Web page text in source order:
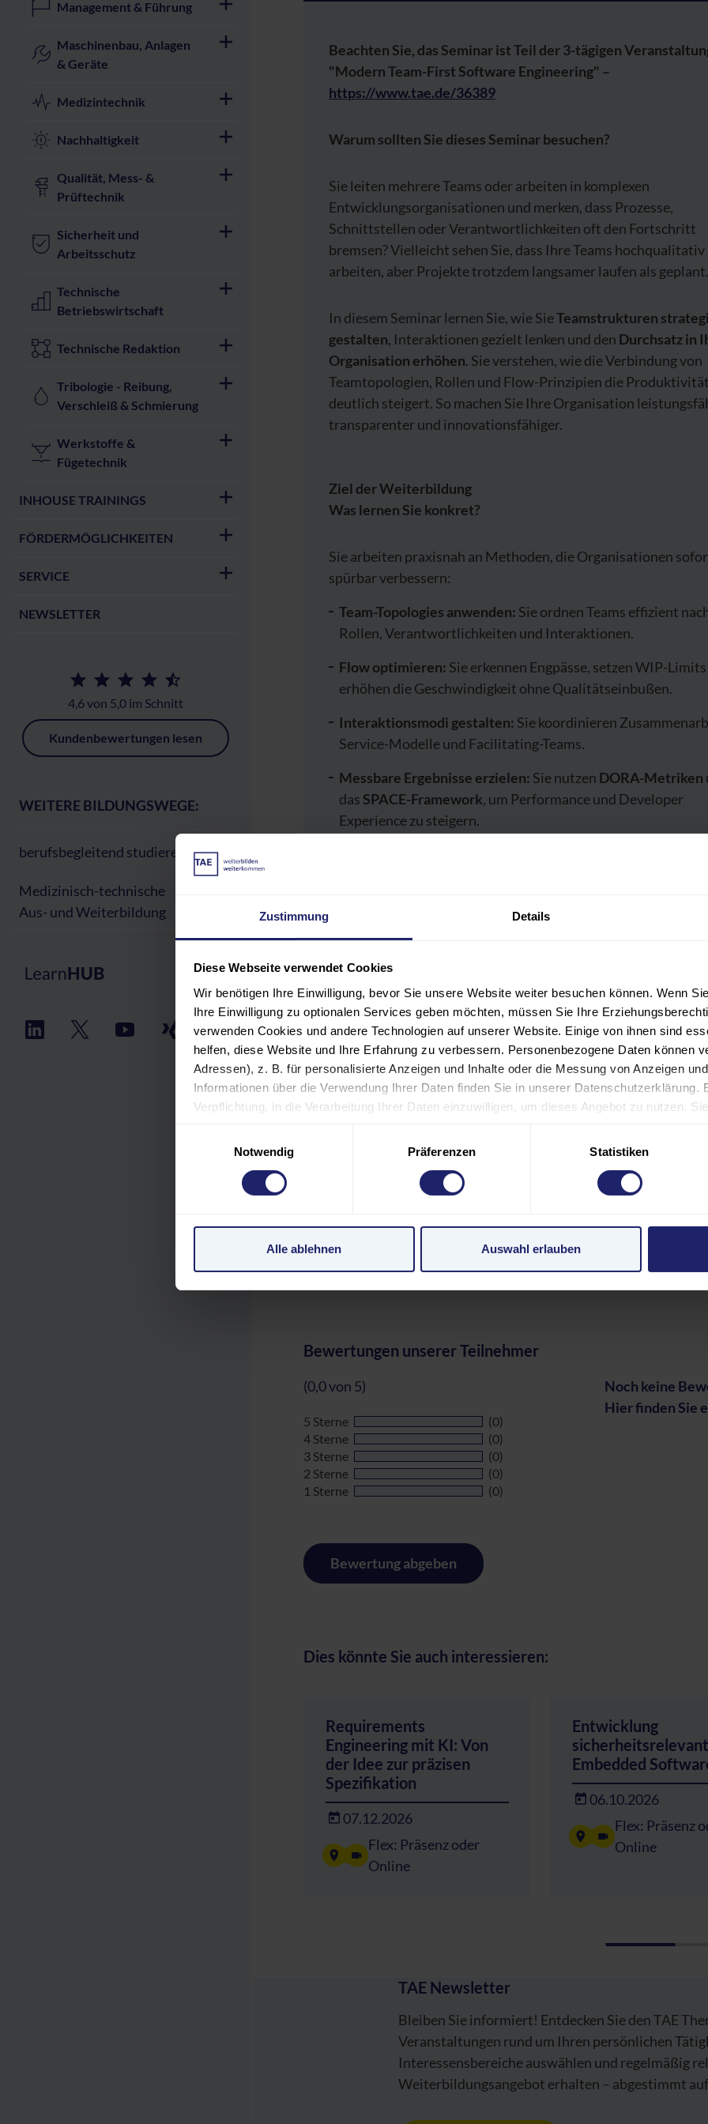
Zustimmung Details
Diese Webseite verwendet Cookies
Wir benötigen Ihre Einwilligung, bevor Sie unsere Website weiter besuchen können. Wenn
Ihre Einwilligung zu optionalen Services geben möchten, müssen Sie Ihre
verwenden Cookies und andere Technologien auf unserer Website. Einige von ihnen sind
helfen, diese Website und Ihre Erfahrung zu verbessern. Personenbezogene Daten können
Adressen), z. B. für personalisierte Anzeigen und Inhalte oder die Messung von Anzeigen
Informationen über die Verwendung Ihrer Daten finden Sie in unserer Datenschutzerklärung.
Verpflichtung, in die Verarbeitung Ihrer Daten einzuwilligen, um dieses Angebot zu nutzen.
Einstellungen möglicherweise nicht alle Funktionen der Website verfügbar sind. Einige
Verarbeitung Ihrer Daten in den USA gemäß Art. 49 (1) lit. a GDPR ein. Der EuGH stuft die
Notwendig
Präferenzen Statistiken
Alle ablehnen Auswahl erlauben
Management & Führung
Maschinenbau, Anlagen
& Geräte
Medizintechnik
Nachhaltigkeit
Qualität, Mess- &
Prüftechnik
Sicherheit und
Arbeitsschutz
Technische
Betriebswirtschaft
Technische Redaktion
Tribologie - Reibung,
Verschleiß & Schmierung
Werkstoffe &
Fügetechnik
INHOUSE TRAININGS
FÖRDERMÖGLICHKEITEN
SERVICE
NEWSLETTER
4,6 von 5,0 im Schnitt
Kundenbewertungen lesen
WEITERE BILDUNGSWEGE:
berufsbegleitend studieren
Medizinisch-technische
Aus- und Weiterbildung
Beachten Sie, das Seminar ist Teil der 3-tägigen
"Modern Team-First Software Engineering" –
https://www.tae.de/36389
Warum sollten Sie dieses Seminar besuchen?
Sie leiten mehrere Teams oder arbeiten in komplexen
Entwicklungsorganisationen und merken, dass Prozesse,
Schnittstellen oder Verantwortlichkeiten oft den Fortschritt
bremsen? Vielleicht sehen Sie, dass Ihre Teams hochqualitativ
arbeiten, aber Projekte trotzdem langsamer laufen als geplant.
In diesem Seminar lernen Sie, wie SieTeamstrukturen
gestalten, Interaktionen gezielt lenken und den Durchsatz in
Organisation erhöhen. Sie verstehen, wie die Verbindung von
Teamtopologien, Rollen und Flow-Prinzipien die
deutlich steigert. So machen Sie Ihre Organisation
transparenter und innovationsfähiger.
Ziel der Weiterbildung
Was lernen Sie konkret?
Sie arbeiten praxisnah an Methoden, die Organisationen
spürbar verbessern:
Team-Topologies anwenden: Sie ordnen Teams effizient
Rollen, Verantwortlichkeiten und Interaktionen.
Flow optimieren: Sie erkennen Engpässe, setzen WIP-
erhöhen die Geschwindigkeit ohne Qualitätseinbußen.
Interaktionsmodi gestalten: Sie koordinieren
Service-Modelle und Facilitating-Teams.
Messbare Ergebnisse erzielen: Sie nutzen DORA-Metriken
das SPACE-Framework, um Performance und Developer
Experience zu steigern.
Nach dem Seminar können SieTeams strategisch
Zusammenarbeit verbessern und messbare
in Ihrer Organisation umsetzen.
TEILNEHMER:INNENKREIS
REFERENT:INNEN
GEBÜHREN UND FÖRDERMÖGLICHKEITEN
Bewertungen unserer Teilnehmer
(0,0 von 5)
5 Sterne
(0)
4 Sterne
(0)
3 Sterne
(0)
2 Sterne
(0)
1 Sterne
(0)
Bewertung abgeben
Noch keine
Hier finden Sie
Dies könnte Sie auch interessieren:
Requirements
Engineering mit KI: Von
der Idee zur präzisen
Spezifikation
07.12.2026
Flex: Präsenz oder
Online
Entwicklung
Embedded
06.10.2026
Flex: Präsenz
Online
TAE Newsletter
Bleiben Sie informiert! Entdecken Sie den TAE
Veranstaltungen rund um Ihren persönlichen
Interessensbereiche auswählen und regelmäßig
Weiterbildungsangebot erhalten – abgestimmt